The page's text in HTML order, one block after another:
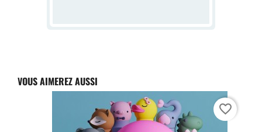
VOUS AIMEREZ AUSSI
favorite_border